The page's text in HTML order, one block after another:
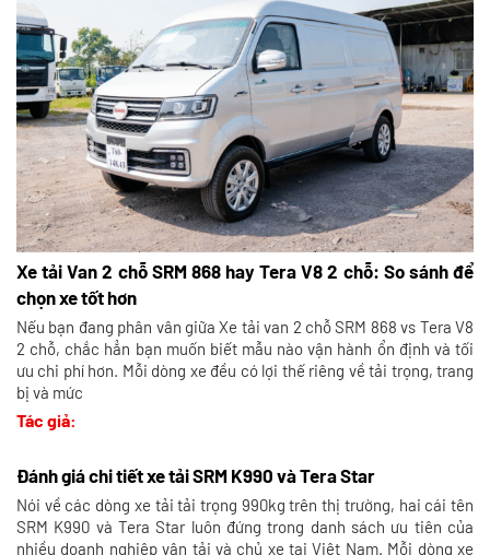
Xe tải Van 2 chỗ SRM 868 hay Tera V8 2 chỗ: So sánh để
chọn xe tốt hơn
Nếu bạn đang phân vân giữa Xe tải van 2 chỗ SRM 868 vs Tera V8
2 chỗ, chắc hẳn bạn muốn biết mẫu nào vận hành ổn định và tối
ưu chi phí hơn. Mỗi dòng xe đều có lợi thế riêng về tải trọng, trang
bị và mức
Tác giả:
Đánh giá chi tiết xe tải SRM K990 và Tera Star
Nói về các dòng xe tải tải trọng 990kg trên thị trường, hai cái tên
SRM K990 và Tera Star luôn đứng trong danh sách ưu tiên của
nhiều doanh nghiệp vận tải và chủ xe tại Việt Nam. Mỗi dòng xe